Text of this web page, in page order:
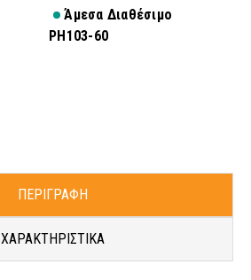
Άμεσα Διαθέσιμο
PH103-60
ΠΕΡΙΓΡΑΦΗ
ΧΑΡΑΚΤΗΡΙΣΤΙΚΑ